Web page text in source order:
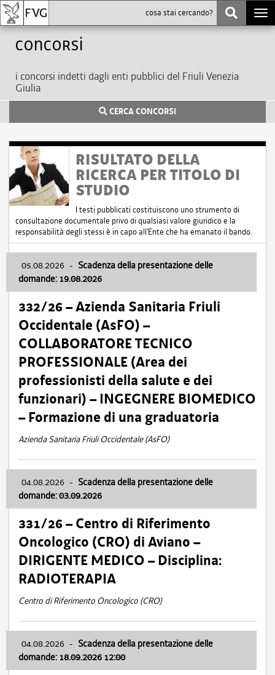
Concorsi
i concorsi indetti dagli enti pubblici del Friuli Venezia
Giulia
CERCA CONCORSI
RISULTATO DELLA
RICERCA PER TITOLO DI
STUDIO
I testi pubblicati costituiscono uno strumento di
consultazione documentale privo di qualsiasi valore giuridico e la
responsabilità degli stessi è in capo all'Ente che ha emanato il bando.
05.08.2026 - Scadenza della presentazione delle
domande: 19.08.2026
332/26 – Azienda Sanitaria Friuli
Occidentale (AsFO) –
COLLABORATORE TECNICO
PROFESSIONALE (Area dei
professionisti della salute e dei
funzionari) – INGEGNERE BIOMEDICO
– Formazione di una graduatoria
Azienda Sanitaria Friuli Occidentale (AsFO)
04.08.2026 - Scadenza della presentazione delle
domande: 03.09.2026
331/26 – Centro di Riferimento
Oncologico (CRO) di Aviano –
DIRIGENTE MEDICO – Disciplina:
RADIOTERAPIA
Centro di Riferimento Oncologico (CRO)
04.08.2026 - Scadenza della presentazione delle
domande: 18.09.2026 12:00